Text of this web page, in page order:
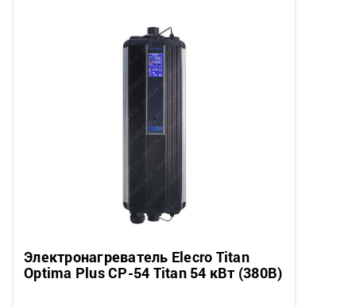
Электронагреватель Elecro Titan
Optima Plus СP-54 Titan 54 кВт (380В)